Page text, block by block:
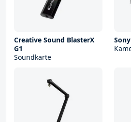
Creative Sound BlasterX
G1
Soundkarte